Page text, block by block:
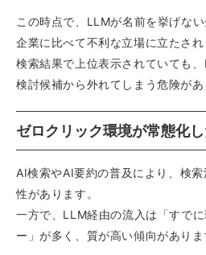
この時点で、LLMが名前を挙げな
企業に比べて不利な立場に立たされ
検索結果で上位表示されていても、
検討候補から外れてしまう危険があ
ゼロクリック環境が常態化
AI検索やAI要約の普及により、検
性があります。
一方で、LLM経由の流入は「すで
ー」が多く、質が高い傾向がありま